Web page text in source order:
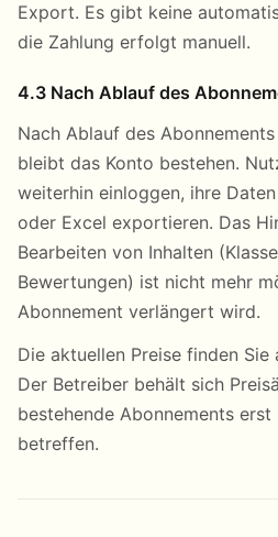
Export. Es gibt keine
die Zahlung erfolgt manuell.
4.3 Nach Ablauf des
Nach Ablauf des
bleibt das Konto bestehen.
weiterhin einloggen, ihre
oder Excel exportieren. Das
Bearbeiten von Inhalten
Bewertungen) ist nicht mehr
Abonnement verlängert wird.
Die aktuellen Preise finden Sie
Der Betreiber behält sich
bestehende Abonnements
betreffen.